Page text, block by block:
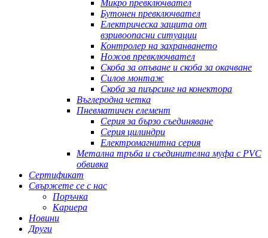
Микро превключвател
Бутонен превключвател
Електрическа защита от
взривоопасни ситуации
Контролер на захранването
Ножов превключвател
Скоба за опъване и скоба за окачване
Силов монтаж
Скоба за пиърсинг на конектора
Въглеродна четка
Пневматичен елемент
Серия за бързо съединяване
Серия цилиндри
Електромагнитна серия
Метална тръба и съединителна муфа с PVC
обвивка
Сертификат
Свържете се с нас
Поръчка
Кариера
Новини
Други